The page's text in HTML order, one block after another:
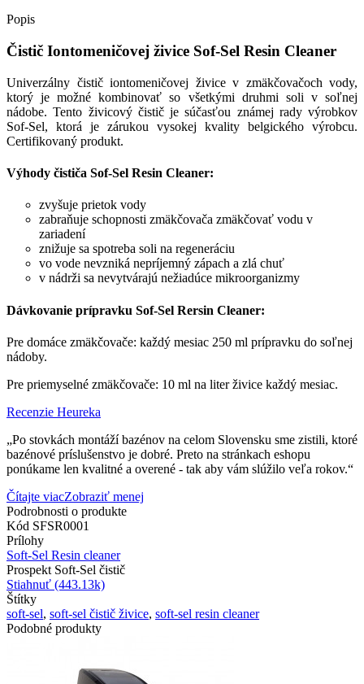
Popis
Čistič Iontomeničovej živice Sof-Sel Resin Cleaner
Univerzálny čistič iontomeničovej živice v zmäkčovačoch vody,
ktorý je možné kombinovať so všetkými druhmi soli v soľnej
nádobe. Tento živicový čistič je súčasťou známej rady výrobkov
Sof-Sel, ktorá je zárukou vysokej kvality belgického výrobcu.
Certifikovaný produkt.
Výhody čističa Sof-Sel Resin Cleaner:
zvyšuje prietok vody
zabraňuje schopnosti zmäkčovača zmäkčovať vodu v
zariadení
znižuje sa spotreba soli na regeneráciu
vo vode nevzniká nepríjemný zápach a zlá chuť
v nádrži sa nevytvárajú nežiadúce mikroorganizmy
Dávkovanie prípravku Sof-Sel Rersin Cleaner:
Pre domáce zmäkčovače: každý mesiac 250 ml prípravku do soľnej
nádoby.
Pre priemyselné zmäkčovače: 10 ml na liter živice každý mesiac.
Recenzie Heureka
„Po stovkách montáží bazénov na celom Slovensku sme zistili, ktoré
bazénové príslušenstvo je dobré. Preto na stránkach eshopu
ponúkame len kvalitné a overené - tak aby vám slúžilo veľa rokov.“
Čítajte viacZobraziť menej
Podrobnosti o produkte
Kód SFSR0001
Prílohy
Soft-Sel Resin cleaner
Prospekt Soft-Sel čistič
Stiahnuť (443.13k)
Štítky
soft-sel, soft-sel čistič živice, soft-sel resin cleaner
Podobné produkty